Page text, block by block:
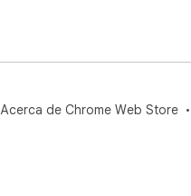
Acerca de Chrome Web Store